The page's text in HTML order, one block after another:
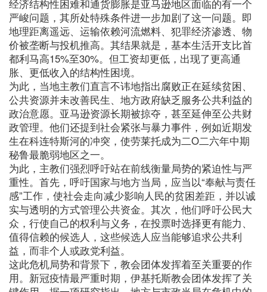
经济结构性困难和通货膨胀是亚马逊地区面临的有一个
严峻问题，其所处特殊条件进一步加剧了这一问题。即
地理距离遥远、运输依赖河流燃料、犯罪经济渗透、物
价被垄断与投机推高。其结果就是，基本生活开支比首
都利马高15%至30%。但工资却更低，出现了更高通
胀、更低收入的结构性困境。
为此，当地主教们直言不讳地指出腐败正在延续贫困、
公共资源并未改善民生、地方政府缺乏服务公共利益的
政治意愿。亚马逊资源长期被掠夺，甚至延伸至公共财
政管理。他们还提到社会紧张与暴力事件，例如近期发
生在科连特斯河的冲突，使劳莱托成为二O二六年中期
秘鲁最脆弱地区之一。
为此，主教们强烈呼吁站在前线衡量局势的紧迫性与严
重性。首先，呼吁国家与地方当局，应当以“奉献与责任
感”工作，使社会走向减少影响人民的贫困差距，并以诚
实与透明的方式管理公共资金。其次，他们呼吁公民大
众，行使自己的权利与义务，在投票时选择更有能力、
值得信赖的候选人，这些候选人应当能够追求公共利
益，而非个人或政党利益。
这此危机局势和背景下，教会团体发挥着至关重要的作
用。新冠疫情最严重时期，伊基托斯教会团体发挥了关